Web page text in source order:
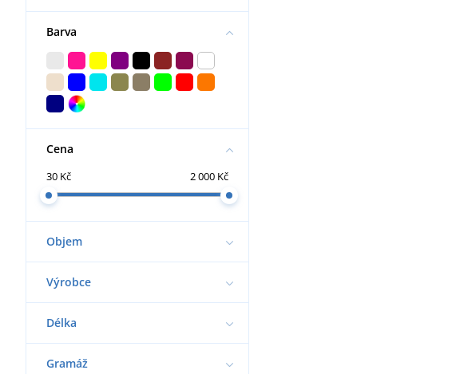
Barva
Cena
30 Kč 2 000 Kč
Objem
Výrobce
Délka
Gramáž